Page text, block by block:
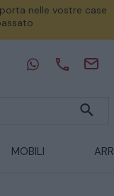
nelle vostre case
MOBILI